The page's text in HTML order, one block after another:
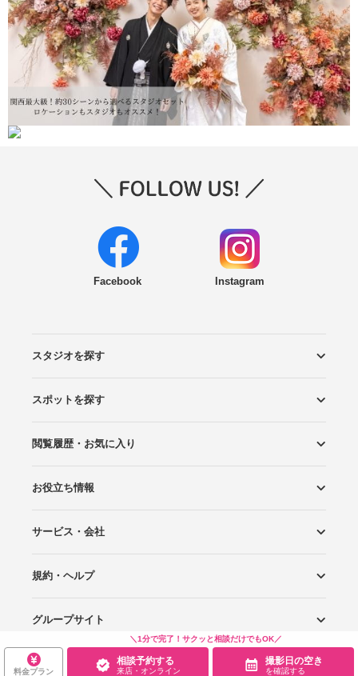
＼1分で完了！サクッと相談だけでもOK／
料金プラン
相談予約する
来店・オンライン
撮影日の空き
を確認する
Facebook Instagram
スタジオを探す
エリアから探す
こだわりから探す
NEW PHOTO STYLE
プランから探す
フォトタイプ診断
フォトグラファーから探す
国内リゾートから探す
スポットを探す
ロケーションから探す
スタジオから探す
閲覧履歴・お気に入り
閲覧スタジオ
お気に入り
お役立ち情報
Wedding Photo マガジン
はじめてガイド
サービス・会社
Photoraitとは
スタジオの掲載について
お問い合わせ
運営会社
サイトマップ
規約・ヘルプ
プライバシーポリシー
利用規約
ヘルプ
グループサイト
Wedding Park
Wedding Park 海外
Ringraph